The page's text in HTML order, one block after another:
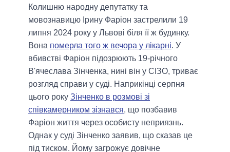
Колишню народну депутатку та
мовознавицю Ірину Фаріон застрелили 19
липня 2024 року у Львові біля її ж будинку.
Вона померла того ж вечора у лікарні. У
вбивстві Фаріон підозрюють 19-річного
В'ячеслава Зінченка, нині він у СІЗО, триває
розгляд справи у суді. Наприкінці серпня
цього року Зінченко в розмові зі
співкамерником зізнався, що позбавив
Фаріон життя через особисту неприязнь.
Однак у суді Зінченко заявив, що сказав це
під тиском. Йому загрожує довічне